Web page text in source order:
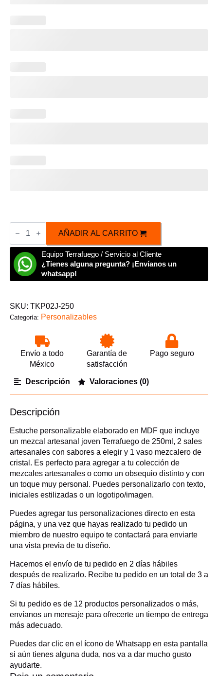
Kit
Personalizable
Joven
Terrafuego
250ml
cantidad
AÑADIR AL CARRITO
Equipo Terrafuego / Servicio al Cliente
¿Tienes alguna pregunta? ¡Envíanos un
whatsapp!
SKU: TKP02J-250
Categoría: Personalizables
Envío a todo
México
Garantía de
satisfacción
Pago seguro
Descripción Valoraciones (0)
Descripción
Estuche personalizable elaborado en MDF que incluye
un mezcal artesanal joven Terrafuego de 250ml, 2 sales
artesanales con sabores a elegir y 1 vaso mezcalero de
cristal. Es perfecto para agregar a tu colección de
mezcales artesanales o como un obsequio distinto y con
un toque muy personal. Puedes personalizarlo con texto,
iniciales estilizadas o un logotipo/imagen.
Puedes agregar tus personalizaciones directo en esta
página, y una vez que hayas realizado tu pedido un
miembro de nuestro equipo te contactará para enviarte
una vista previa de tu diseño.
Hacemos el envío de tu pedido en 2 días hábiles
después de realizarlo. Recibe tu pedido en un total de 3 a
7 días hábiles.
Si tu pedido es de 12 productos personalizados o más,
envíanos un mensaje para ofrecerte un tiempo de entrega
más adecuado.
Puedes dar clic en el ícono de Whatsapp en esta pantalla
si aún tienes alguna duda, nos va a dar mucho gusto
ayudarte.